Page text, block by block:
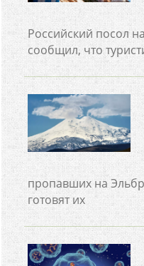
Российский посол
сообщил, что
пропавших на
готовят их